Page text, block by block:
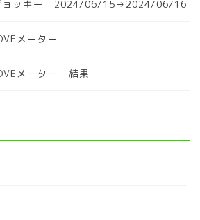
ョッキー 2024/06/15→2024/06/16
メーター
メーター 結果